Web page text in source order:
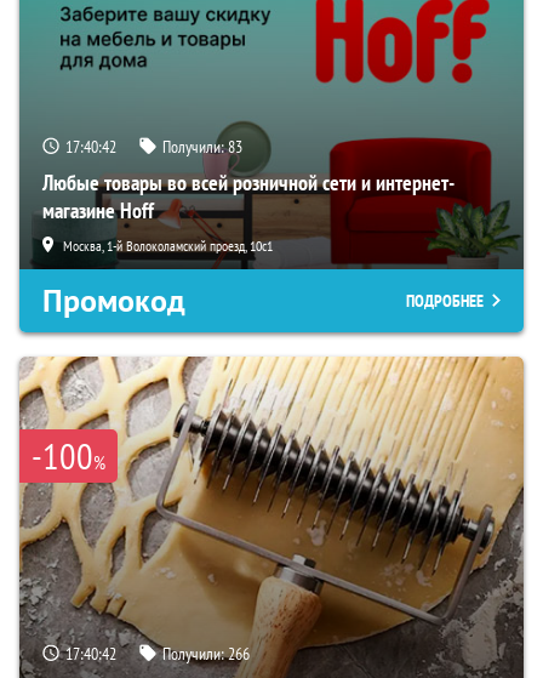
17:40:41 Получили:83
Любые товары во всей розничной сети и интернет-
магазине Hoff
Москва, 1-й Волоколамский проезд, 10с1
Промокод ПОДРОБНЕЕ
-100%
17:40:41 Получили:266